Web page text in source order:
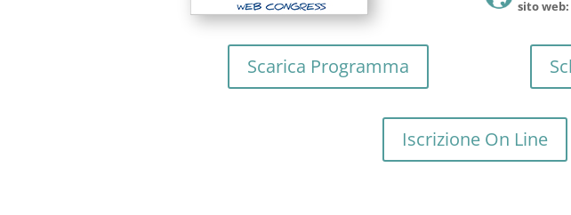
sito
Scarica Programma
Iscrizione On Line